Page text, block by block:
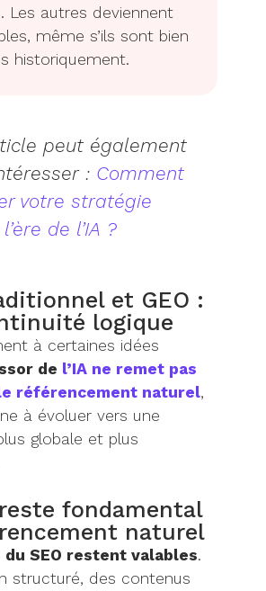
. Les autres deviennent
même s’ils sont bien
historiquement.
peut également
: Comment
votre stratégie
de l’IA ?
et GEO :
logique
à certaines idées
de l’IA ne remet pas
référencement naturel,
à évoluer vers une
globale et plus
fondamental
naturel
du SEO restent valables.
structuré, des contenus